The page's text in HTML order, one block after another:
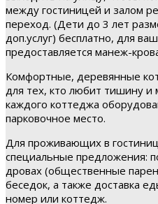
между гостиницей и залом
переход. (Дети до 3 лет
доп.услуг) бесплатно, для
предоставляется манеж-
Комфортные, деревянные
для тех, кто любит тишину и
каждого коттеджа
парковочное место.
Для проживающих в
специальные предложения:
дровах (общественные
беседок, а также доставка
номер или коттедж.